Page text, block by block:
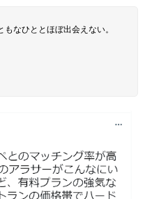
なひととほぼ出会えない。